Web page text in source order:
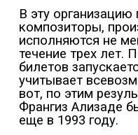
В эту
композиторы,
исполняются не
течение трех лет.
билетов
учитывает
вот, по этим
Франгиз Ализаде
еще в 1993 году.